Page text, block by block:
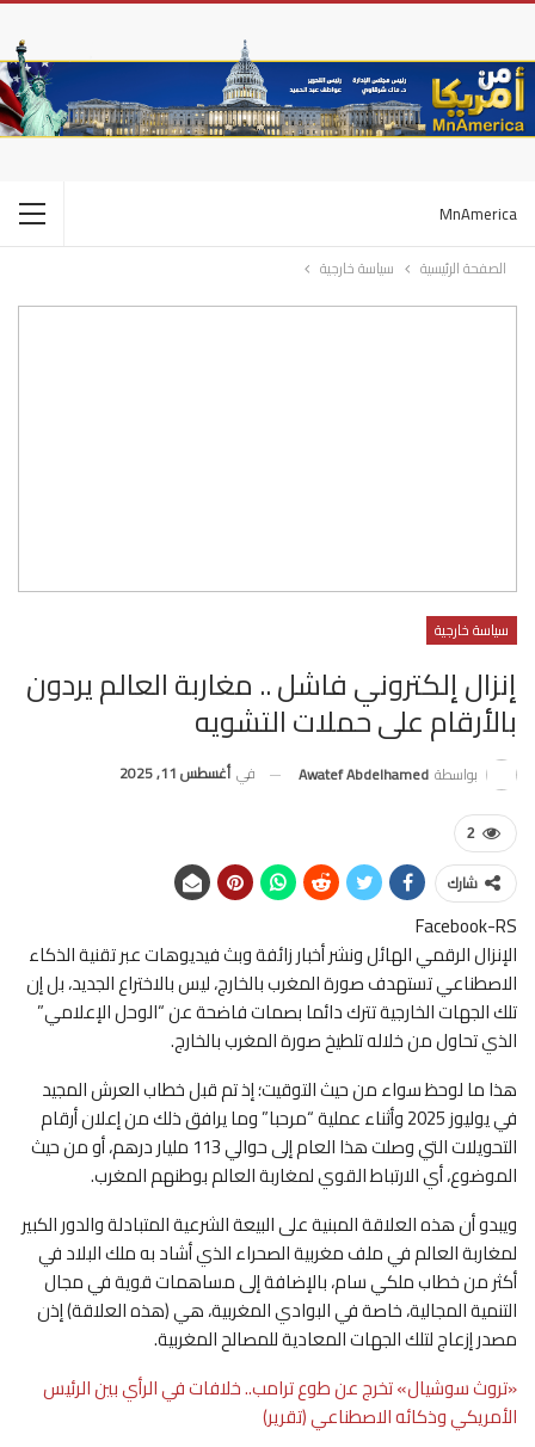
MnAmerica
الصفحة الرئيسية سياسة خارجية
سياسة خارجية
إنزال إلكتروني فاشل .. مغاربة العالم يردون
بالأرقام على حملات التشويه
بواسطة Awatef Abdelhamed في أغسطس 11, 2025
2
شارك
Facebook-RS
الإنزال الرقمي الهائل ونشر أخبار زائفة وبث فيديوهات عبر تقنية الذكاء
الاصطناعي تستهدف صورة المغرب بالخارج، ليس بالاختراع الجديد، بل إن
تلك الجهات الخارجية تترك دائما بصمات فاضحة عن “الوحل الإعلامي”
الذي تحاول من خلاله تلطيخ صورة المغرب بالخارج.
هذا ما لوحظ سواء من حيث التوقيت؛ إذ تم قبل خطاب العرش المجيد
في يوليوز 2025 وأثناء عملية “مرحبا” وما يرافق ذلك من إعلان أرقام
التحويلات التي وصلت هذا العام إلى حوالي 113 مليار درهم، أو من حيث
الموضوع، أي الارتباط القوي لمغاربة العالم بوطنهم المغرب.
ويبدو أن هذه العلاقة المبنية على البيعة الشرعية المتبادلة والدور الكبير
لمغاربة العالم في ملف مغربية الصحراء الذي أشاد به ملك البلاد في
أكثر من خطاب ملكي سام، بالإضافة إلى مساهمات قوية في مجال
التنمية المجالية، خاصة في البوادي المغربية، هي (هذه العلاقة) إذن
مصدر إزعاج لتلك الجهات المعادية للمصالح المغربية.
«تروث سوشيال» تخرج عن طوع ترامب.. خلافات في الرأي بين الرئيس
الأمريكي وذكائه الاصطناعي (تقرير)